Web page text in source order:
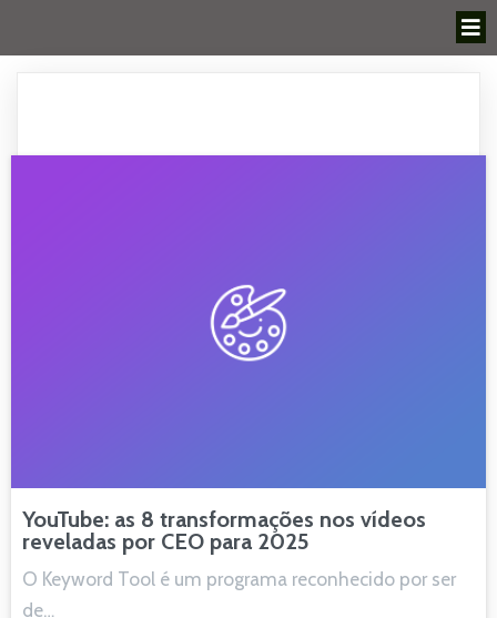
YouTube: as 8 transformações nos vídeos
reveladas por CEO para 2025
O Keyword Tool é um programa reconhecido por ser
de…